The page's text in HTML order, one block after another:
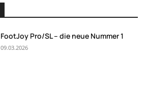
FootJoy Pro/SL – die neue Nummer 1
09.03.2026